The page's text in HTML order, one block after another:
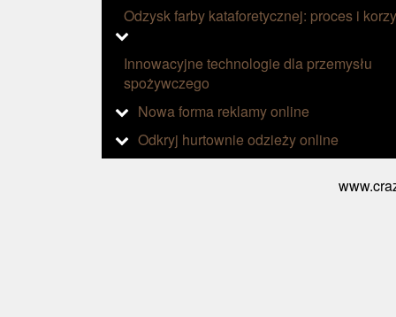
Odzysk farby kataforetycznej: proces i
Innowacyjne technologie dla przemysłu
spożywczego
Nowa forma reklamy online
Odkryj hurtownie odzieży online